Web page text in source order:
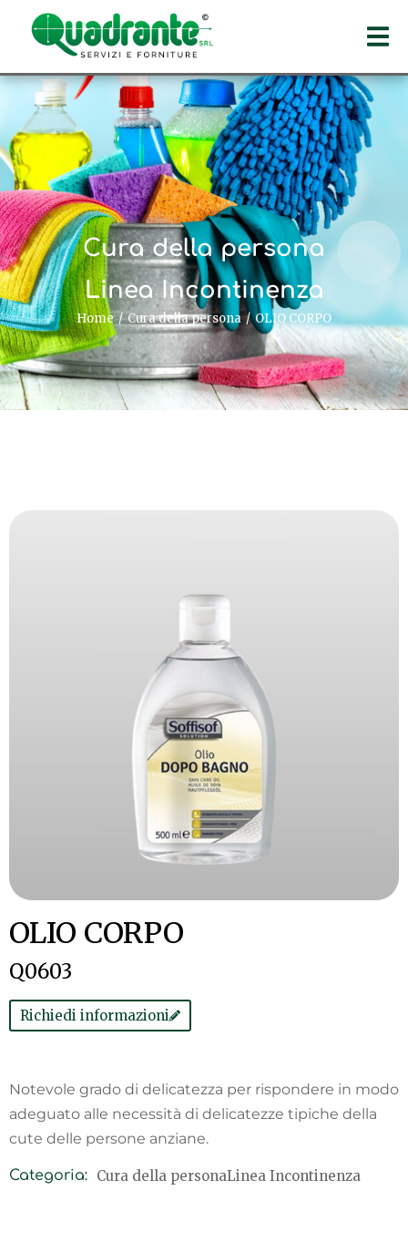
Cura della persona
Linea Incontinenza
Tu sei qui:Home Cura della persona OLIO CORPO
OLIO CORPO
Q0603
Richiedi informazioni
Notevole grado di delicatezza per rispondere in modo
adeguato alle necessità di delicatezze tipiche della
cute delle persone anziane.
Categoria: Cura della personaLinea Incontinenza